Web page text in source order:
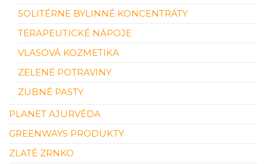
SOLITÉRNE BYLINNÉ KONCENTRÁTY
TERAPEUTICKÉ NÁPOJE
VLASOVÁ KOZMETIKA
ZELENÉ POTRAVINY
ZUBNÉ PASTY
PLANET AJURVÉDA
GREENWAYS PRODUKTY
ZLATÉ ZRNKO